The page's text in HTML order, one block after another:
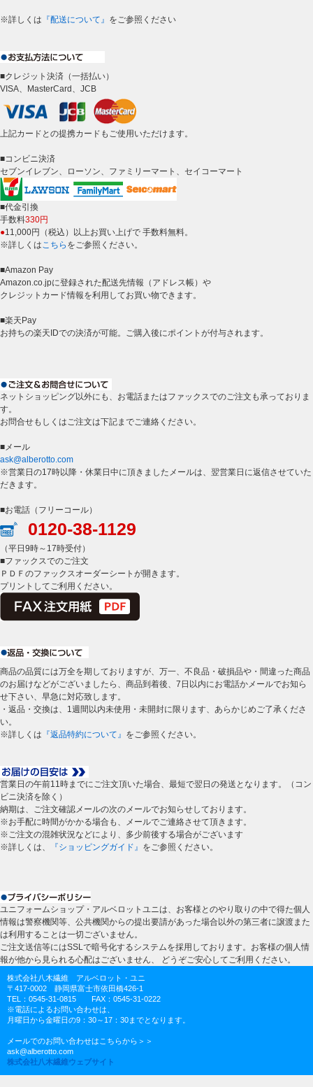
※詳しくは 『配送について』 をご参照ください
■クレジット決済（一括払い）
VISA、MasterCard、JCB
上記カードとの提携カードもご使用いただけます。
■コンビニ決済
セブンイレブン、ローソン、ファミリーマート、セイコーマート
■代金引換
手数料330円
●11,000円（税込）以上お買い上げで 手数料無料。
※詳しくは こちら をご参照ください。
■Amazon Pay
Amazon.co.jpに登録された配送先情報（アドレス帳）や
クレジットカード情報を利用してお買い物できます。
■楽天Pay
お持ちの楽天IDでの決済が可能。ご購入後にポイントが付与されます。
ネットショッピング以外にも、お電話またはファックスでのご注文も承っておりま
す。
お問合せもしくはご注文は下記までご連絡ください。
■メール
ask@alberotto.com
※営業日の17時以降・休業日中に頂きましたメールは、翌営業日に返信させていた
だきます。
■お電話（フリーコール）
0120-38-1129
（平日9時～17時受付）
■ファックスでのご注文
ＰＤＦのファックスオーダーシートが開きます。
プリントしてご利用ください。
商品の品質には万全を期しておりますが、万一、不良品・破損品や・間違った商品
のお届けなどがございましたら、商品到着後、7日以内にお電話かメールでお知ら
せ下さい、早急に対応致します。
・返品・交換は、1週間以内未使用・未開封に限ります、あらかじめご了承くださ
い。
※詳しくは 『返品特約について』 をご参照ください。
営業日の午前11時までにご注文頂いた場合、最短で翌日の発送となります。（コン
ビニ決済を除く）
納期は、ご注文確認メールの次のメールでお知らせしております。
※お手配に時間がかかる場合も、メールでご連絡させて頂きます。
※ご注文の混雑状況などにより、多少前後する場合がございます
※詳しくは、
『ショッピングガイド』 をご参照ください。
ユニフォームショップ・アルベロットユニは、お客様とのやり取りの中で得た個人
情報は警察機関等、公共機関からの提出要請があった場合以外の第三者に譲渡また
は利用することは一切ございません。
ご注文送信等にはSSLで暗号化するシステムを採用しております。お客様の個人情
報が他から見られる心配はございません、 どうぞご安心してご利用ください。
株式会社八木繊維 アルベロット・ユニ
〒417-0002 静岡県富士市依田橋426-1
TEL：0545-31-0815 FAX：0545-31-0222
※電話によるお問い合わせは、
月曜日から金曜日の9：30～17：30までとなります。
メールでのお問い合わせはこちらから＞＞
ask@alberotto.com
株式会社八木繊維ウェブサイト